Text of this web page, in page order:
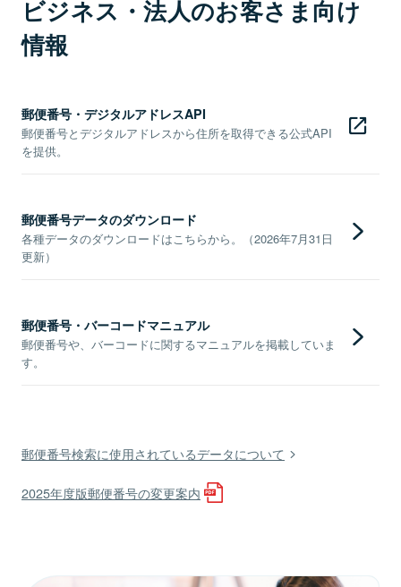
ビジネス・法人のお客さま向け
情報
郵便番号・デジタルアドレスAPI
郵便番号とデジタルアドレスから住所を取得できる公式API
を提供。
郵便番号データのダウンロード
各種データのダウンロードはこちらから。（2026年7月31日
更新）
郵便番号・バーコードマニュアル
郵便番号や、バーコードに関するマニュアルを掲載していま
す。
郵便番号検索に使用されているデータについて
2025年度版郵便番号の変更案内